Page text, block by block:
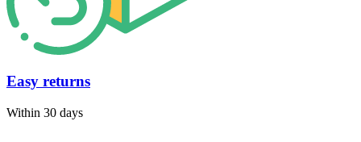
Easy returns
Within 30 days